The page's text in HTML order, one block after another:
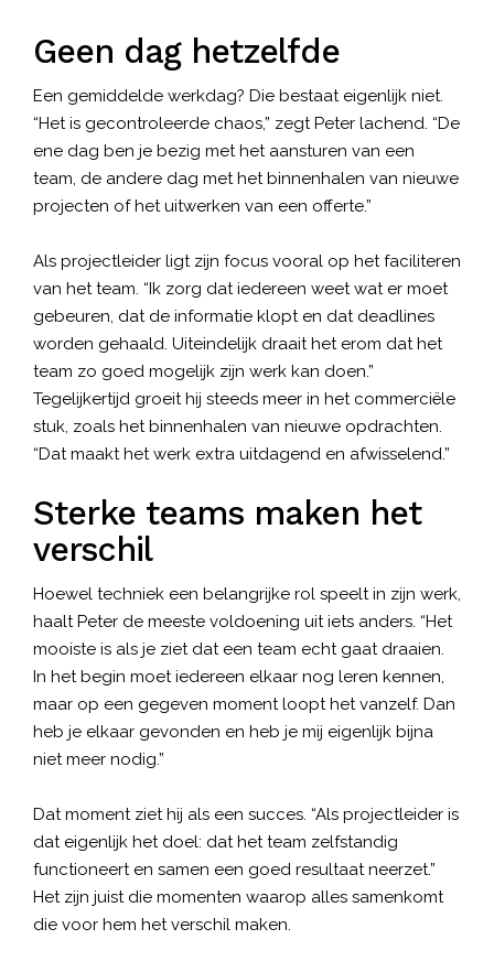
Geen dag hetzelfde
Een gemiddelde werkdag? Die bestaat eigenlijk niet.
“Het is gecontroleerde chaos,” zegt Peter lachend. “De
ene dag ben je bezig met het aansturen van een
team, de andere dag met het binnenhalen van nieuwe
projecten of het uitwerken van een offerte.”
Als projectleider ligt zijn focus vooral op het faciliteren
van het team. “Ik zorg dat iedereen weet wat er moet
gebeuren, dat de informatie klopt en dat deadlines
worden gehaald. Uiteindelijk draait het erom dat het
team zo goed mogelijk zijn werk kan doen.”
Tegelijkertijd groeit hij steeds meer in het commerciële
stuk, zoals het binnenhalen van nieuwe opdrachten.
“Dat maakt het werk extra uitdagend en afwisselend.”
Sterke teams maken het
verschil
Hoewel techniek een belangrijke rol speelt in zijn werk,
haalt Peter de meeste voldoening uit iets anders. “Het
mooiste is als je ziet dat een team echt gaat draaien.
In het begin moet iedereen elkaar nog leren kennen,
maar op een gegeven moment loopt het vanzelf. Dan
heb je elkaar gevonden en heb je mij eigenlijk bijna
niet meer nodig.”
Dat moment ziet hij als een succes. “Als projectleider is
dat eigenlijk het doel: dat het team zelfstandig
functioneert en samen een goed resultaat neerzet.”
Het zijn juist die momenten waarop alles samenkomt
die voor hem het verschil maken.